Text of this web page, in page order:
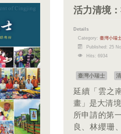
活力清境
Details
Category: 臺灣小瑞
Published: 25
Hits: 6934
臺灣小瑞士
延續「雲之
畫」是大清
所申請的第
良、林纓珊